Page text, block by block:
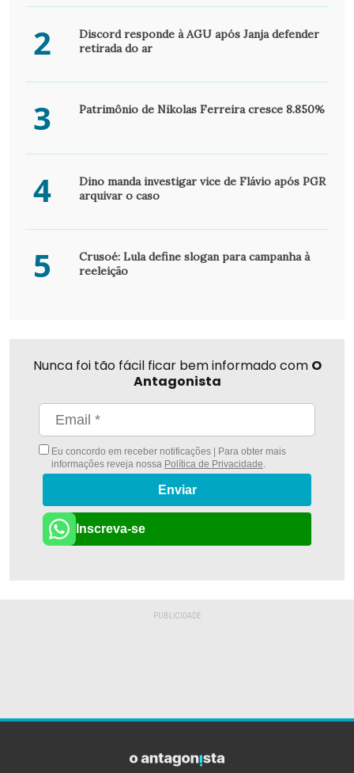
2
Discord responde à AGU após Janja defender
retirada do ar
3 Patrimônio de Nikolas Ferreira cresce 8.850%
4
Dino manda investigar vice de Flávio após PGR
arquivar o caso
5
Crusoé: Lula define slogan para campanha à
reeleição
Nunca foi tão fácil ficar bem informado com O
Antagonista
Eu concordo em receber notificações | Para obter mais
informações reveja nossa Política de Privacidade.
Enviar
Inscreva-se